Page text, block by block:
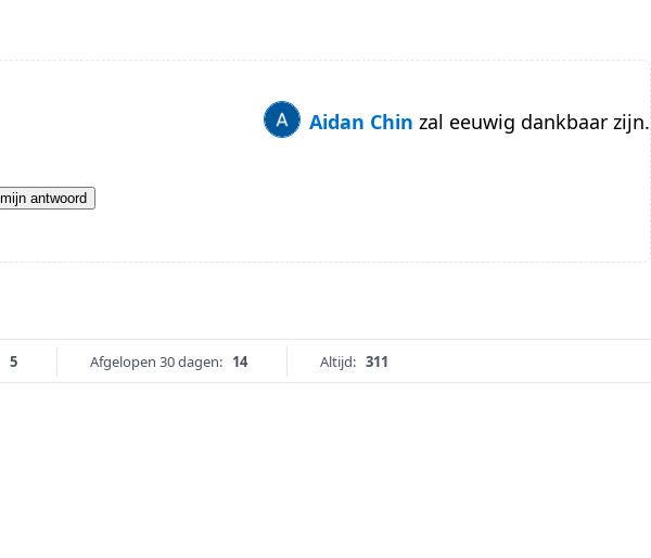
Aidan Chin zal eeuwig dankbaar zijn.
antwoord
5 Afgelopen 30 dagen: 14 Altijd: 311